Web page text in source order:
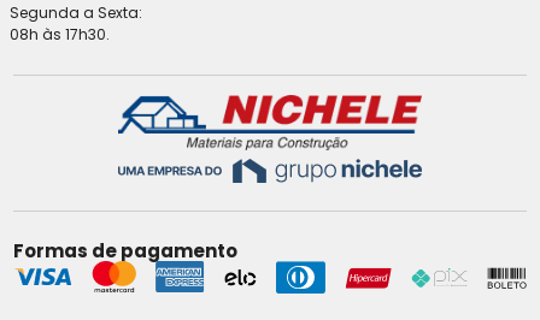
Segunda a Sexta:
08h às 17h30.
Formas de pagamento